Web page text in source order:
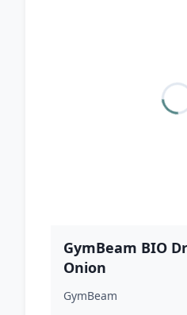
GymBeam BIO
Onion
GymBeam